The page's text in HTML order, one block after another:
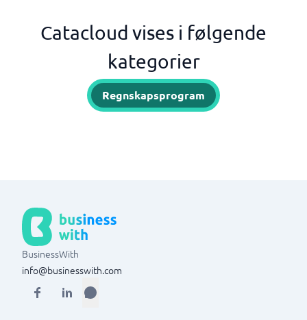
Catacloud vises i følgende
kategorier
Regnskapsprogram
BusinessWith
info@businesswith.com